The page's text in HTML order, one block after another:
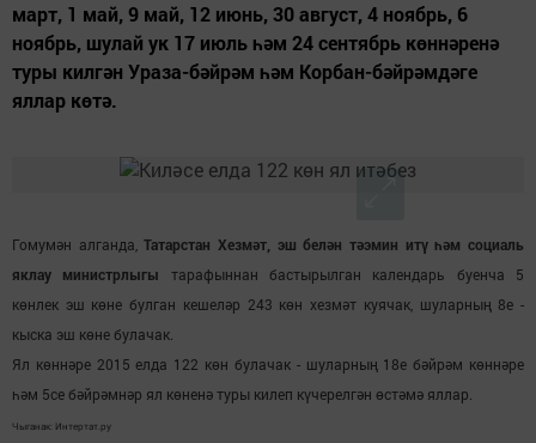
март, 1 май, 9 май, 12 июнь, 30 август, 4 ноябрь, 6
ноябрь, шулай ук 17 июль һәм 24 сентябрь көннәренә
туры килгән Ураза-бәйрәм һәм Корбан-бәйрәмдәге
яллар көтә.
Гомумән алганда,Татарстан Хезмәт, эш белән тәэмин итү һәм социаль
яклау министрлыгы тарафыннан бастырылган календарь буенча 5
көнлек эш көне булган кешеләр 243 көн хезмәт куячак, шуларның 8е -
кыска эш көне булачак.
Ял көннәре 2015 елда 122 көн булачак - шуларның 18е бәйрәм көннәре
һәм 5се бәйрәмнәр ял көненә туры килеп күчерелгән өстәмә яллар.
Чыганак: Интертат.ру